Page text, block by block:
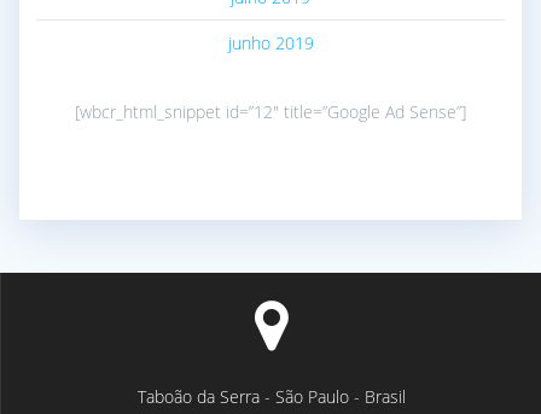
junho 2019
[wbcr_html_snippet id=”12″ title=”Google Ad Sense”]
Taboão da Serra - São Paulo - Brasil